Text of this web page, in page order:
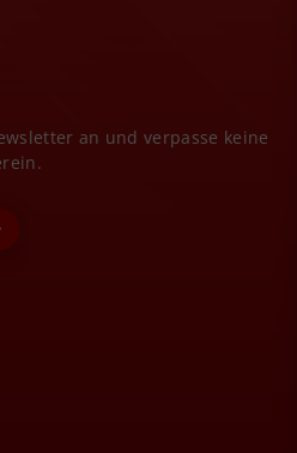
an und verpasse keine